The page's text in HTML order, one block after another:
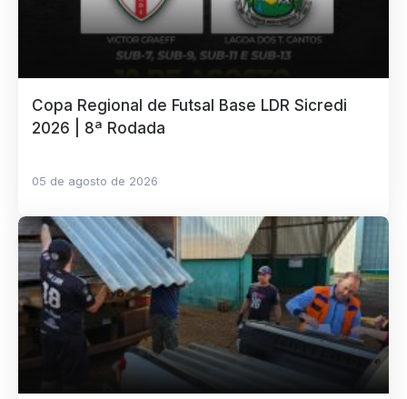
Copa Regional de Futsal Base LDR Sicredi
2026 | 8ª Rodada
05 de agosto de 2026